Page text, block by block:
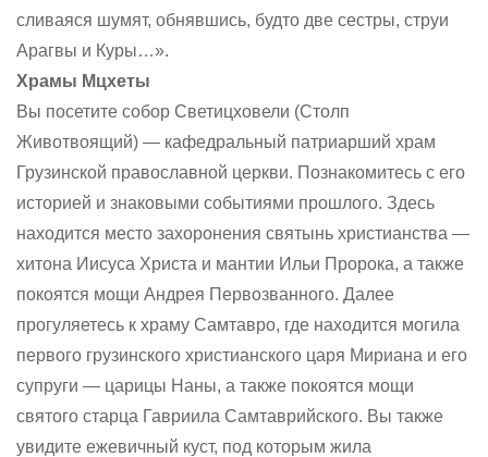
сливаяся шумят, обнявшись, будто две сестры, струи
Арагвы и Куры…».
Храмы Мцхеты
Вы посетите собор Светицховели (Столп
Животвоящий) — кафедральный патриарший храм
Грузинской православной церкви. Познакомитесь с его
историей и знаковыми событиями прошлого. Здесь
находится место захоронения святынь христианства —
хитона Иисуса Христа и мантии Ильи Пророка, а также
покоятся мощи Андрея Первозванного. Далее
прогуляетесь к храму Самтавро, где находится могила
первого грузинского христианского царя Мириана и его
супруги — царицы Наны, а также покоятся мощи
святого старца Гавриила Самтаврийского. Вы также
увидите ежевичный куст, под которым жила